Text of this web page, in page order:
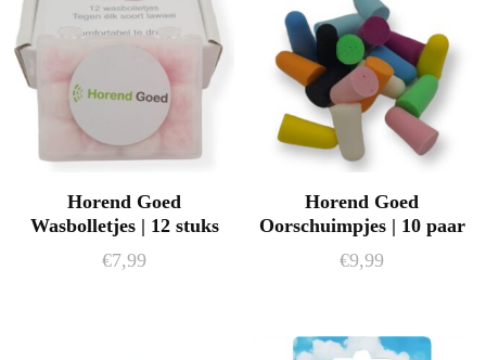
nieuwste
Horend Goed
Wasbolletjes | 12 stuks
€7,99
Horend Goed
Oorschuimpjes | 10 paar
€9,99